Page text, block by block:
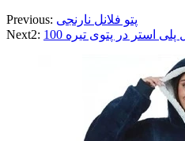
Previous: پتو فلانل نارنجی
Next2:
پلی استر در پتوی تیره